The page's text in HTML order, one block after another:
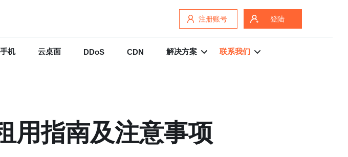
注册账号 登陆
机 云桌面 DDoS CDN 解决方案 联系我们
用指南及注意事项